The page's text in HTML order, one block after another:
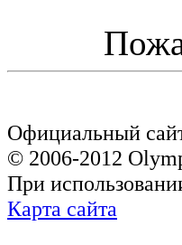
Официальный
© 2006-2012
При
Карта сайта